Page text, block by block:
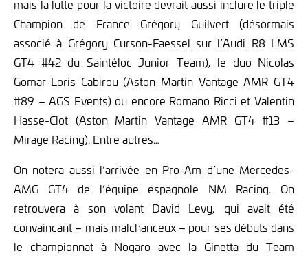
mais la lutte pour la victoire devrait aussi inclure le triple
Champion de France Grégory Guilvert (désormais
associé à Grégory Curson-Faessel sur l’Audi R8 LMS
GT4 #42 du Saintéloc Junior Team), le duo Nicolas
Gomar-Loris Cabirou (Aston Martin Vantage AMR GT4
#89 – AGS Events) ou encore Romano Ricci et Valentin
Hasse-Clot (Aston Martin Vantage AMR GT4 #13 –
Mirage Racing). Entre autres…
On notera aussi l’arrivée en Pro-Am d’une Mercedes-
AMG GT4 de l’équipe espagnole NM Racing. On
retrouvera à son volant David Levy, qui avait été
convaincant – mais malchanceux – pour ses débuts dans
le championnat à Nogaro avec la Ginetta du Team